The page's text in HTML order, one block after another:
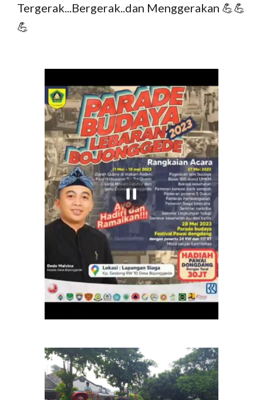
Tergerak...Bergerak..dan Menggerakan 💪💪
💪